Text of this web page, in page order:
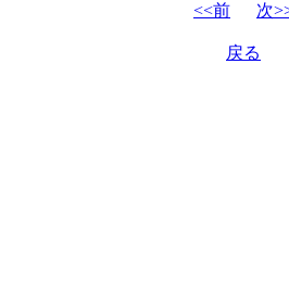
<<前 次
戻る